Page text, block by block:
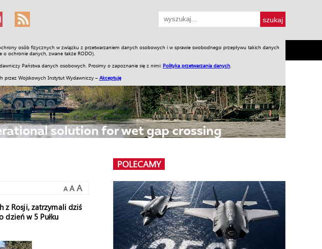
osób fizycznych w związku z przetwarzaniem danych osobowych i w sprawie swobodnego przepływu takich danych
ochronie danych, zwane także RODO).
Państwa danych osobowych. Prosimy o zapoznanie się z nimi: Polityka przetwarzania danych
przez Wojskowych Instytut Wydawniczy – Akceptuję
Galerie Wideo ENGLISH SKLEP Jednodniówki Praca w WIW
A A A
z Rosji, zatrzymali dziś
dzień w 5 Pułku
POLECAMY